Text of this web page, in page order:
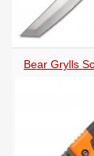
Bear Grylls